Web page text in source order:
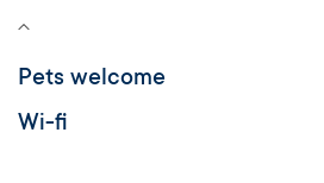
Pets welcome
Wi-fi